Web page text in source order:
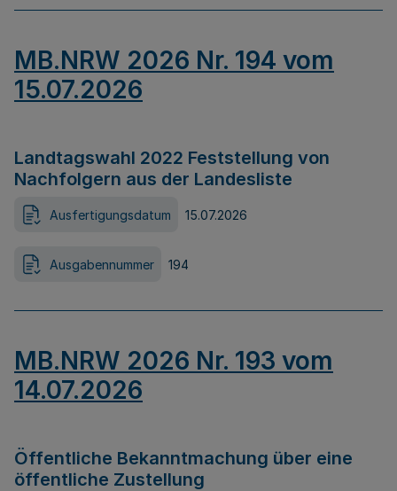
MB.NRW 2026 Nr. 194 vom
15.07.2026
Landtagswahl 2022 Feststellung von
Nachfolgern aus der Landesliste
Ausfertigungsdatum 15.07.2026
Ausgabennummer 194
MB.NRW 2026 Nr. 193 vom
14.07.2026
Öffentliche Bekanntmachung über eine
öffentliche Zustellung